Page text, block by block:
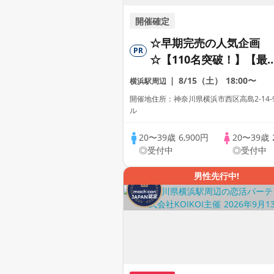
開催確定
PR
☆早期完売の人気企画
☆【110名突破！】【最
500名の超大規模企画！
MEGA LOVE FES～恋が
横浜駅周辺 8/15（土） 18:00〜
開催地住所：神奈川県横浜市西区高島2-
ル
20〜39歳 6,900円
◎受付中
20〜39歳
◎受付中
男性先行中!